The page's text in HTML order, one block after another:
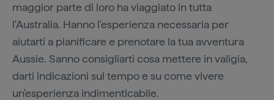
maggior parte di loro ha viaggiato in tutta
l'Australia. Hanno l'esperienza necessaria per
aiutarti a pianificare e prenotare la tua avventura
Aussie. Sanno consigliarti cosa mettere in valigia,
darti indicazioni sul tempo e su come vivere
un'esperienza indimenticabile.